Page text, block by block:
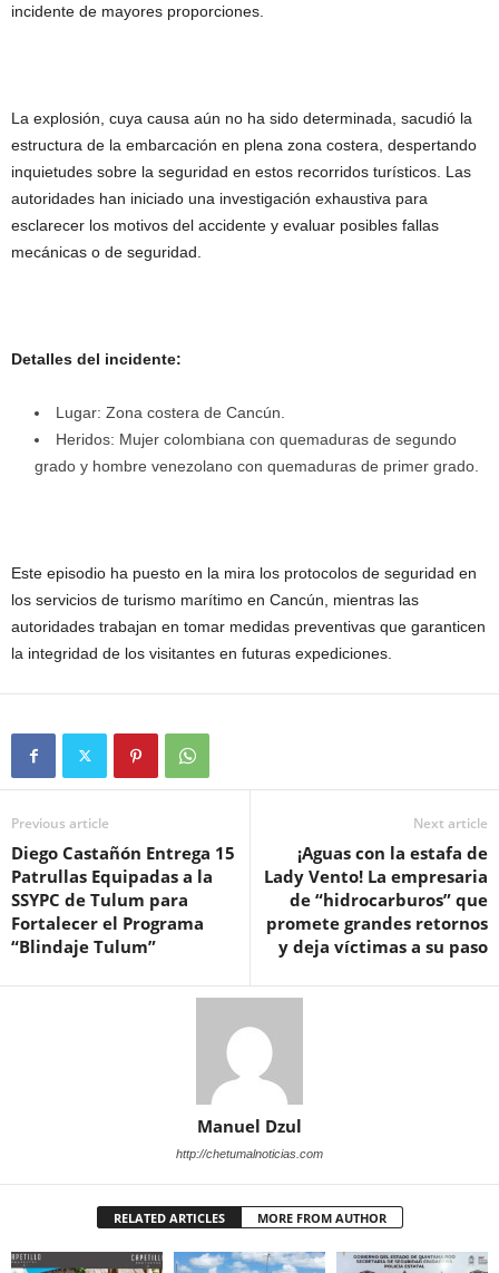
incidente de mayores proporciones.
La explosión, cuya causa aún no ha sido determinada, sacudió la
estructura de la embarcación en plena zona costera, despertando
inquietudes sobre la seguridad en estos recorridos turísticos. Las
autoridades han iniciado una investigación exhaustiva para
esclarecer los motivos del accidente y evaluar posibles fallas
mecánicas o de seguridad.
Detalles del incidente:
Lugar: Zona costera de Cancún.
Heridos: Mujer colombiana con quemaduras de segundo
grado y hombre venezolano con quemaduras de primer grado.
Este episodio ha puesto en la mira los protocolos de seguridad en
los servicios de turismo marítimo en Cancún, mientras las
autoridades trabajan en tomar medidas preventivas que garanticen
la integridad de los visitantes en futuras expediciones.
Previous article
Diego Castañón Entrega 15
Patrullas Equipadas a la
SSYPC de Tulum para
Fortalecer el Programa
“Blindaje Tulum”
Next article
¡Aguas con la estafa de
Lady Vento! La empresaria
de “hidrocarburos” que
promete grandes retornos
y deja víctimas a su paso
Manuel Dzul
http://chetumalnoticias.com
RELATED ARTICLES MORE FROM AUTHOR